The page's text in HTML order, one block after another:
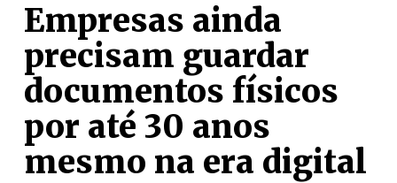
Empresas ainda
precisam guardar
documentos físicos
por até 30 anos
mesmo na era digital